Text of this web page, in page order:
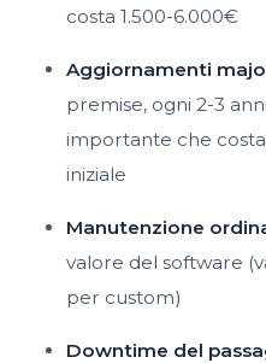
costa 1.500-6.000€
Aggiornamenti
premise, ogni 2-3
importante che
iniziale
Manutenzione
valore del software
per custom)
Downtime del